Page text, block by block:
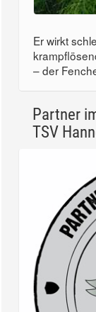
Er wirkt
– der
Partner
TSV